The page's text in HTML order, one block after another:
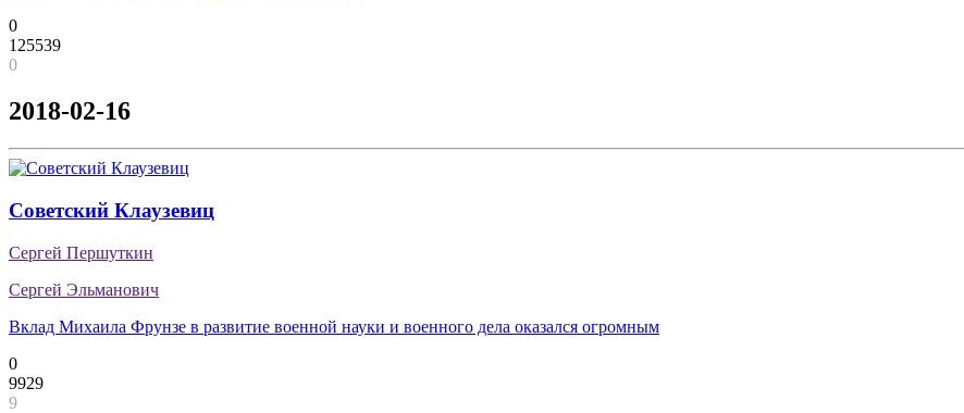
0
125539
0
2018-02-16
Советский Клаузевиц
Сергей Першуткин
Сергей Эльманович
Вклад Михаила Фрунзе в развитие военной науки и военного дела оказался огромным
0
9929
9